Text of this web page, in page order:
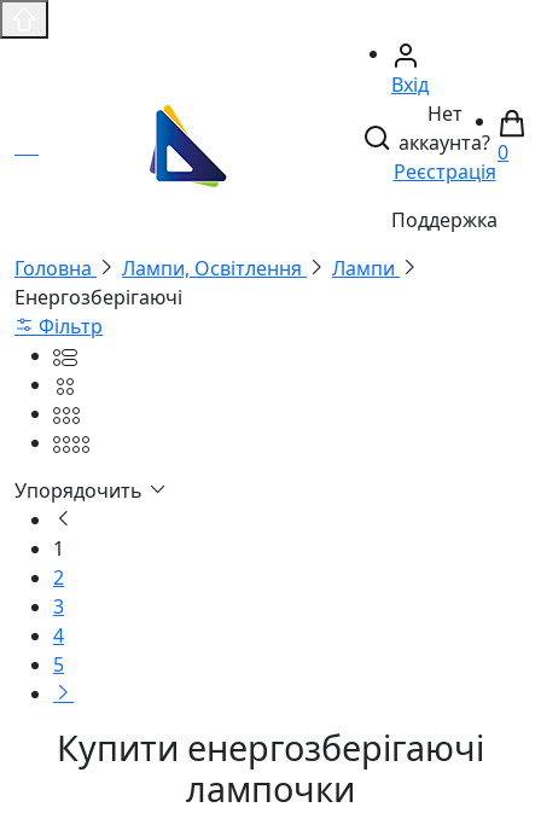
Вхід
Нет
аккаунта?
Реєстрація
Поддержка
0
Головнa Лампи, Освітлення
Лампи
Енергозберігаючі
Фільтр
Упорядочить
1
2
3
4
5
Купити енергозберігаючі
лампочки